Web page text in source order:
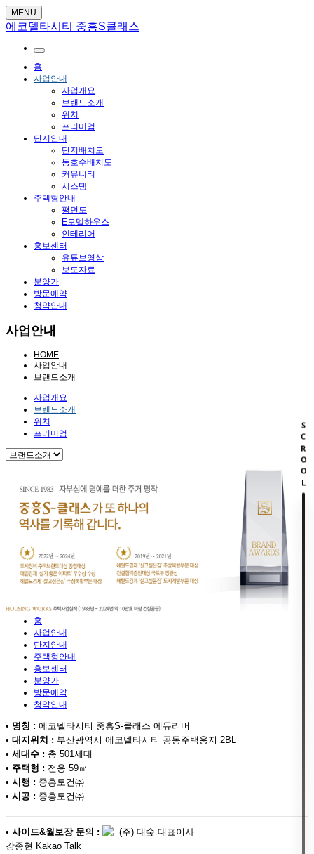
MENU
에코델타시티 중흥S클래스
홈
사업안내
사업개요
브랜드소개
위치
프리미엄
단지안내
단지배치도
동호수배치도
커뮤니티
시스템
주택형안내
평면도
E모델하우스
인테리어
홍보센터
유튜브영상
보도자료
분양가
방문예약
청약안내
사업안내
HOME
사업안내
브랜드소개
사업개요
브랜드소개
위치
프리미엄
홈
사업안내
단지안내
주택형안내
홍보센터
분양가
방문예약
청약안내
• 명칭 : 에코델타시티 중흥S-클래스 에듀리버
• 대지위치 : 부산광역시 에코델타시티 공동주택용지 2BL
• 세대수 : 총 501세대
• 주택형 : 전용 59㎡
• 시행 : 중흥토건㈜
• 시공 : 중흥토건㈜
• 사이드&월보장 문의 :
(주) 대숲 대표이사
강종현 Kakao Talk
SCROOL